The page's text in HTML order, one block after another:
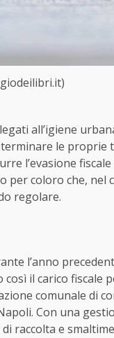
all’igiene
le proprie
l’evasione
coloro che, nel
regolare.
l’anno
il carico fiscale
comunale di
Con una
raccolta e